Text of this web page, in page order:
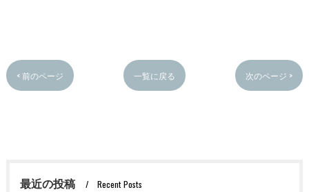
< 前のページ 一覧に戻る 次のページ >
最近の投稿 Recent Posts